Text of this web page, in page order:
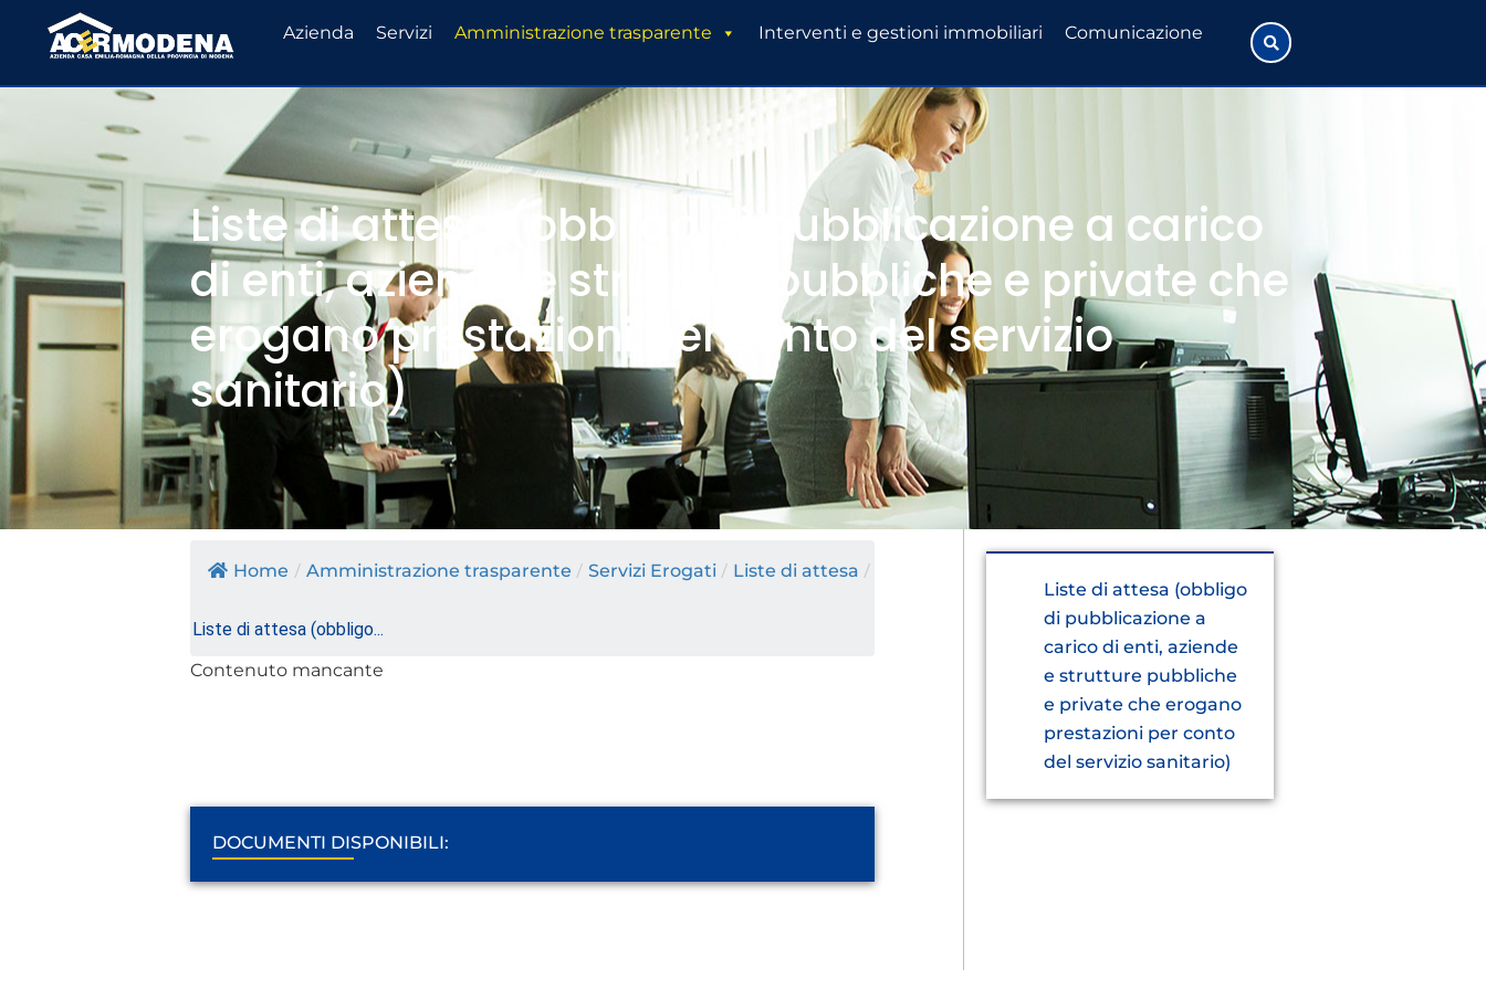
Azienda Servizi Amministrazione trasparente Interventi e gestioni immobiliari Comunicazione
Liste di attesa (obbligo di pubblicazione a carico
di enti, aziende e strutture pubbliche e private che
erogano prestazioni per conto del servizio
sanitario)
Home / Amministrazione trasparente / Servizi Erogati / Liste di attesa /
Liste di attesa (obbligo...
Contenuto mancante
DOCUMENTI DISPONIBILI:
Liste di attesa (obbligo
di pubblicazione a
carico di enti, aziende
e strutture pubbliche
e private che erogano
prestazioni per conto
del servizio sanitario)